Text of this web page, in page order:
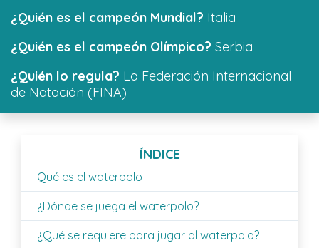
¿Quién es el campeón Mundial? Italia
¿Quién es el campeón Olímpico? Serbia
¿Quién lo regula? La Federación Internacional
de Natación (FINA)
ÍNDICE
Qué es el waterpolo
¿Dónde se juega el waterpolo?
¿Qué se requiere para jugar al waterpolo?